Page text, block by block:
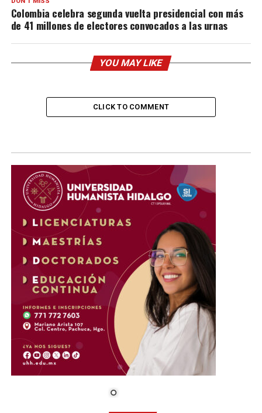
Colombia celebra segunda vuelta presidencial con más
de 41 millones de electores convocados a las urnas
YOU MAY LIKE
CLICK TO COMMENT